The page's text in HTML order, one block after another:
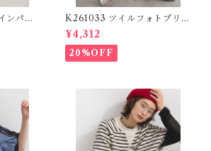
ンパン
(残り
K261033 ツイルフォトプリン
トイージーテーパードパンツ /
Twill Photo Print Easy Tap
ered Pants
¥4,312
20%OFF